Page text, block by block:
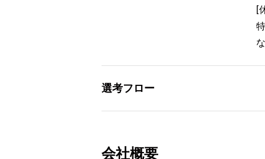
[
選考フロー
会社概要